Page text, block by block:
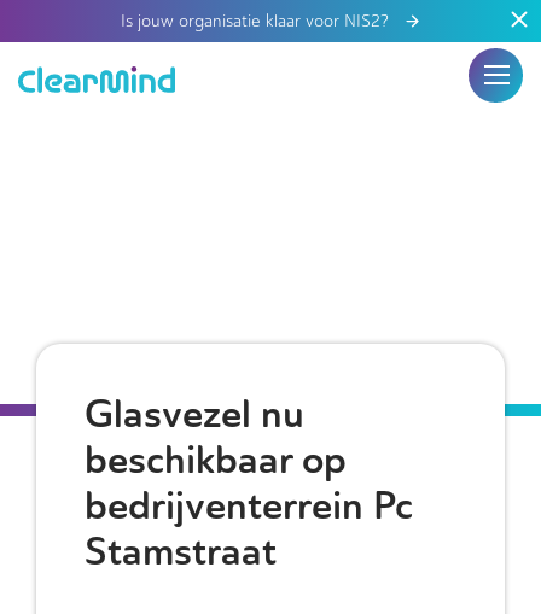
Is jouw organisatie klaar voor NIS2?
Glasvezel nu
beschikbaar op
bedrijventerrein Pc
Stamstraat